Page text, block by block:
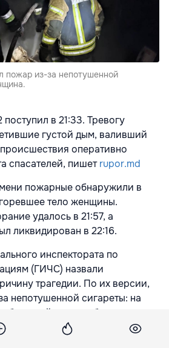
пожар из-за непотушенной
в 21:33. Тревогу
густой дым, валивший
оперативно
спасателей, пишетrupor.md
пожарные обнаружили в
тело женщины.
удалось в 21:57, а
ликвидирован в 22:16.
инспектората по
(ГИЧС) назвали
трагедии. По их версии,
непотушенной сигареты: на
были найдены разбросанные
обстоятельства